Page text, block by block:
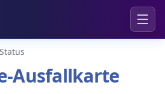
Status
Ausfallkarte